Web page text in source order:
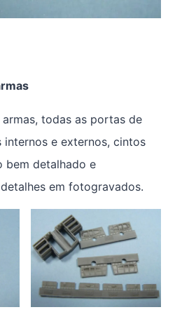
todas as portas de
internos e externos, cintos
bem detalhado e
em fotogravados.